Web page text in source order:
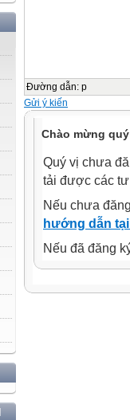
Đường dẫn: p
Gửi ý kiến
Chào mừng quý
Quý vị chưa
tải được các
Nếu chưa
hướng dẫn
Nếu đã đăng